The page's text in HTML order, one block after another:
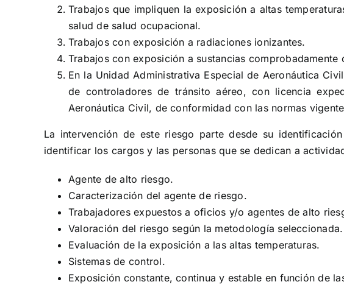
Trabajos que impliquen la exposición a altas
salud de salud ocupacional.
Trabajos con exposición a radiaciones ionizantes.
Trabajos con exposición a sustancias comprobadamente
En la Unidad Administrativa Especial de Aeronáutica
de controladores de tránsito aéreo, con licencia
Aeronáutica Civil, de conformidad con las normas
La intervención de este riesgo parte desde su
identificar los cargos y las personas que se dedican a
Agente de alto riesgo.
Caracterización del agente de riesgo.
Trabajadores expuestos a oficios y/o agentes de alto
Valoración del riesgo según la metodología seleccionada.
Evaluación de la exposición a las altas temperaturas.
Sistemas de control.
Exposición constante, continua y estable en función de